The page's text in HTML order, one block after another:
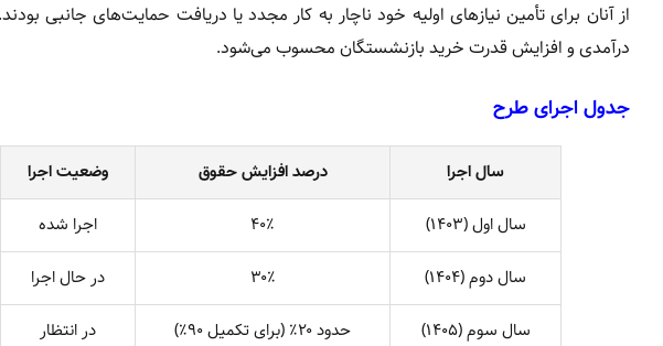
از آنان برای تأمین نیازهای اولیه خود ناچار به کار مجدد یا دریافت حمایت‌های
درآمدی و افزایش قدرت خرید بازنشستگان محسوب می‌شود.
جدول اجرای طرح
سال اجرا درصد افزایش حقوق وضعیت اجرا
سال اول (۱۴۰۳)
۴۰٪ اجرا شده
سال دوم (۱۴۰۴)
۳۰٪ در حال اجرا
سال سوم (۱۴۰۵)
حدود ۲۰٪ (برای تکمیل ۹۰٪) در انتظار